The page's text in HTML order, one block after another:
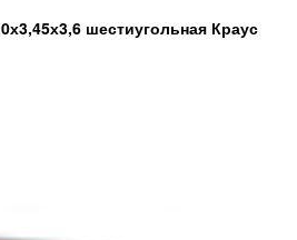
шестиугольная Краус